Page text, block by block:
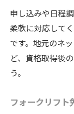
申し込みや日程
柔軟に対応して
です。地元のネ
ど、資格取得後
う。
フォークリフト